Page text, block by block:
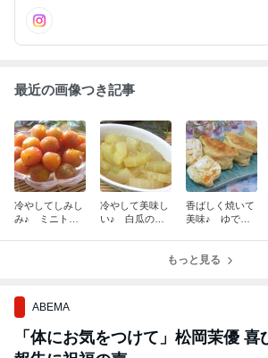
最近の画像つき記事
冷やしてしみし
み♪ ミニトマ
冷やして美味し
い♪ 白瓜のめ
香ばしく焼いて
美味♪ ゆでた
もっと見る
ABEMA
「体にお気をつけて」松岡茉優 喜